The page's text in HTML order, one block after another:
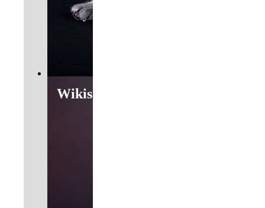
Wikis